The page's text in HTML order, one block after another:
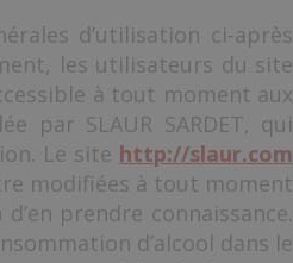
d’utilisation ci-après
les utilisateurs du site
à tout moment aux
par SLAUR SARDET, qui
Le site http://slaur.com
modifiées à tout moment
prendre connaissance.
d’alcool dans le